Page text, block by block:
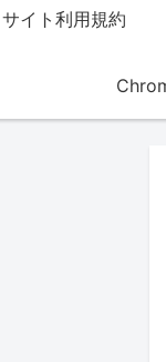
サイト利用規約